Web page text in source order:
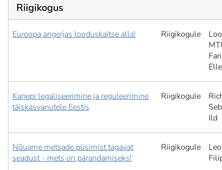
Riigikogus
Euroopa angerjas looduskaitse alla! Riigikogule
Kanepi legaliseerimine ja reguleerimine
täiskasvanutele Eestis
Riigikogule
Ild
Nõuame metsade püsimist tagavat
seadust - mets on pärandamiseks!
Riigikogule
Leo